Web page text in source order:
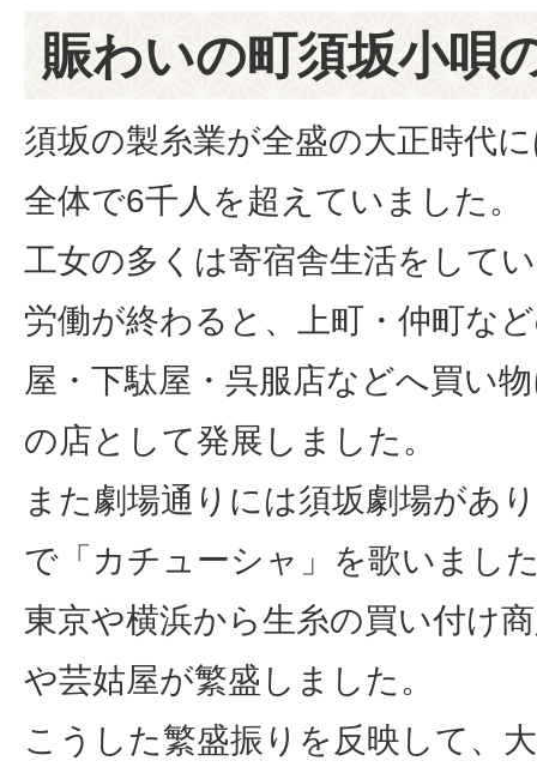
賑わいの町須坂小唄
須坂の製糸業が全盛の大正時代
全体で6千人を超えていました。
工女の多くは寄宿舎生活をして
労働が終わると、上町・仲町な
屋・下駄屋・呉服店などへ買い
の店として発展しました。
また劇場通りには須坂劇場があ
で「カチューシャ」を歌いまし
東京や横浜から生糸の買い付け
や芸姑屋が繁盛しました。
こうした繁盛振りを反映して、